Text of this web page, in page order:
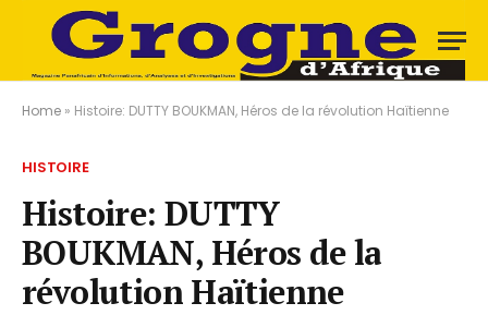
Home » Histoire: DUTTY BOUKMAN, Héros de la révolution Haïtienne
HISTOIRE
Histoire: DUTTY
BOUKMAN, Héros de la
révolution Haïtienne